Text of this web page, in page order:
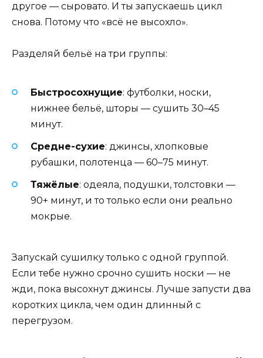
другое — сыровато. И ты запускаешь цикл
снова. Потому что «всё не высохло».
Разделяй бельё на три группы:
Быстросохнущие: футболки, носки,
нижнее бельё, шторы — сушить 30–45
минут.
Средне-сухие: джинсы, хлопковые
рубашки, полотенца — 60–75 минут.
Тяжёлые: одеяла, подушки, толстовки —
90+ минут, и то только если они реально
мокрые.
Запускай сушилку только с одной группой.
Если тебе нужно срочно сушить носки — не
жди, пока высохнут джинсы. Лучше запусти два
коротких цикла, чем один длинный с
перегрузом.